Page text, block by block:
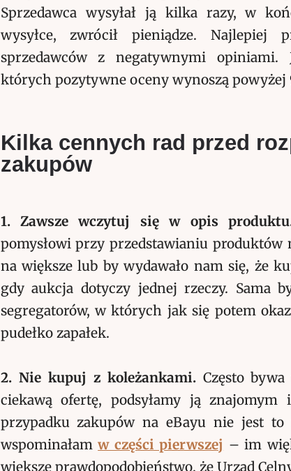
Sprzedawca wysyłał ją kilka razy, w
wysyłce, zwrócił pieniądze. Najlepiej
sprzedawców z negatywnymi opiniami.
których pozytywne oceny wynoszą powyżej
Kilka cennych rad przed
zakupów
1. Zawsze wczytuj się w opis
pomysłowi przy przedstawianiu produktów
na większe lub by wydawało nam się, że
gdy aukcja dotyczy jednej rzeczy. Sama
segregatorów, w których jak się potem
pudełko zapałek.
2. Nie kupuj z koleżankami. Często
ciekawą ofertę, podsyłamy ją
przypadku zakupów na eBayu nie jest to
wspominałamw części pierwszej – im
większe prawdopodobieństwo, że Urząd